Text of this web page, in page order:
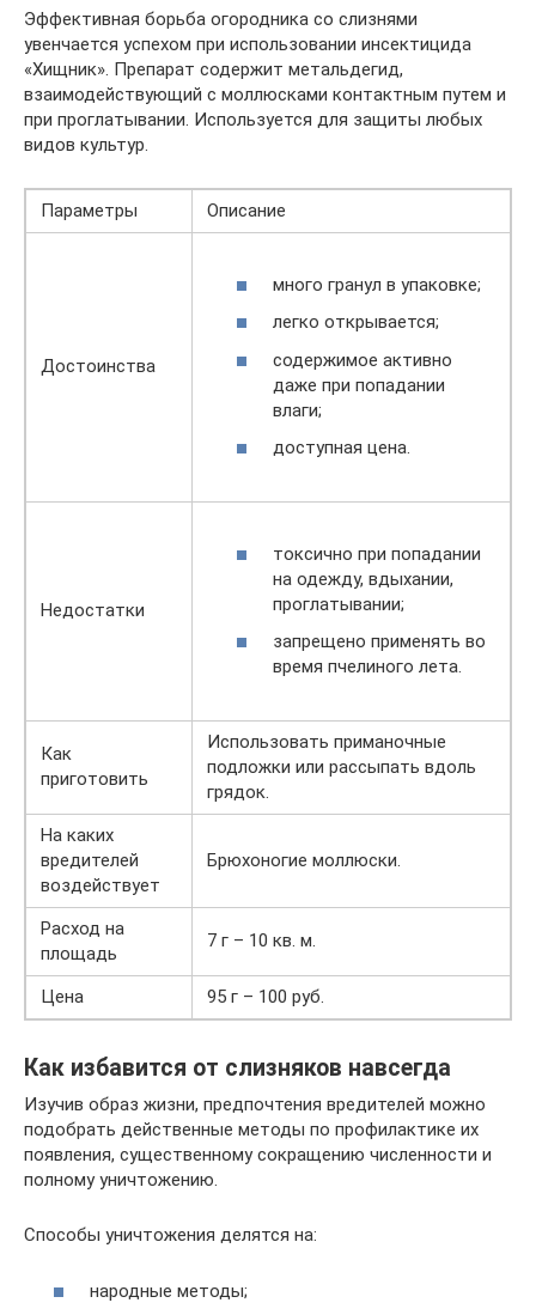
Эффективная борьба огородника со слизнями
увенчается успехом при использовании инсектицида
«Хищник». Препарат содержит метальдегид,
взаимодействующий с моллюсками контактным путем и
при проглатывании. Используется для защиты любых
видов культур.
Параметры Описание
Достоинства
много гранул в упаковке;
легко открывается;
содержимое активно
даже при попадании
влаги;
доступная цена.
Недостатки
токсично при попадании
на одежду, вдыхании,
проглатывании;
запрещено применять во
время пчелиного лета.
Как
приготовить
Использовать приманочные
подложки или рассыпать вдоль
грядок.
На каких
вредителей
воздействует
Брюхоногие моллюски.
Расход на
площадь
7 г – 10 кв. м.
Цена 95 г – 100 руб.
Как избавится от слизняков навсегда
Изучив образ жизни, предпочтения вредителей можно
подобрать действенные методы по профилактике их
появления, существенному сокращению численности и
полному уничтожению.
Способы уничтожения делятся на:
народные методы;